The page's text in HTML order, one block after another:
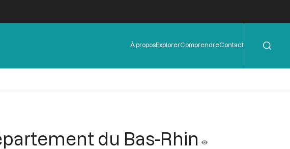
Menu
de
À proposExplorerComprendreContact
du Bas-Rhin